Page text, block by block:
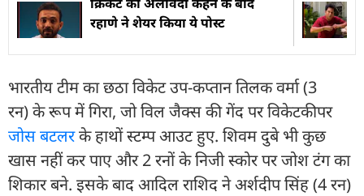
रहाणे ने शेयर किया ये पोस्ट
भारतीय टीम का छठा विकेट उप-कप्तान तिलक वर्मा (3
रन) के रूप में गिरा, जो विल जैक्स की गेंद पर विकेटकीपर
जोस बटलरके हाथों स्टम्प आउट हुए. शिवम दुबे भी कुछ
खास नहीं कर पाए और 2 रनों के निजी स्कोर पर जोश टंग का
शिकार बने. इसके बाद आदिल राशिद ने अर्शदीप सिंह (4 रन)